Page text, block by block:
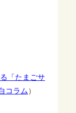
「たまごサ
コラム ）